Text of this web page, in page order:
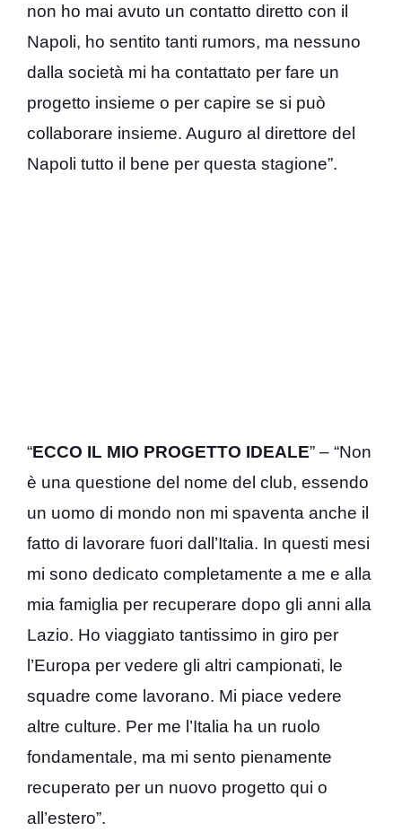
non ho mai avuto un contatto diretto con il
Napoli, ho sentito tanti rumors, ma nessuno
dalla società mi ha contattato per fare un
progetto insieme o per capire se si può
collaborare insieme. Auguro al direttore del
Napoli tutto il bene per questa stagione”.
“ECCO IL MIO PROGETTO IDEALE” – “Non
è una questione del nome del club, essendo
un uomo di mondo non mi spaventa anche il
fatto di lavorare fuori dall’Italia. In questi mesi
mi sono dedicato completamente a me e alla
mia famiglia per recuperare dopo gli anni alla
Lazio. Ho viaggiato tantissimo in giro per
l’Europa per vedere gli altri campionati, le
squadre come lavorano. Mi piace vedere
altre culture. Per me l’Italia ha un ruolo
fondamentale, ma mi sento pienamente
recuperato per un nuovo progetto qui o
all’estero”.